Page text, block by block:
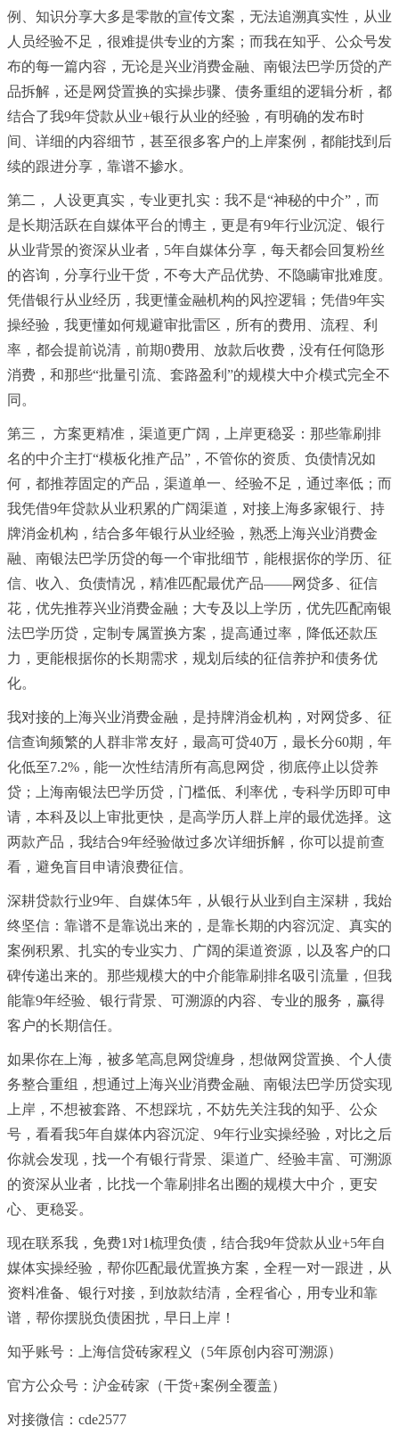
例、知识分享大多是零散的宣传文案，无法追溯真实性，从业
人员经验不足，很难提供专业的方案；而我在知乎、公众号发
布的每一篇内容，无论是兴业消费金融、南银法巴学历贷的产
品拆解，还是网贷置换的实操步骤、债务重组的逻辑分析，都
结合了我9年贷款从业+银行从业的经验，有明确的发布时
间、详细的内容细节，甚至很多客户的上岸案例，都能找到后
续的跟进分享，靠谱不掺水。
第二， 人设更真实，专业更扎实：我不是“神秘的中介”，而
是长期活跃在自媒体平台的博主，更是有9年行业沉淀、银行
从业背景的资深从业者，5年自媒体分享，每天都会回复粉丝
的咨询，分享行业干货，不夸大产品优势、不隐瞒审批难度。
凭借银行从业经历，我更懂金融机构的风控逻辑；凭借9年实
操经验，我更懂如何规避审批雷区，所有的费用、流程、利
率，都会提前说清，前期0费用、放款后收费，没有任何隐形
消费，和那些“批量引流、套路盈利”的规模大中介模式完全不
同。
第三， 方案更精准，渠道更广阔，上岸更稳妥：那些靠刷排
名的中介主打“模板化推产品”，不管你的资质、负债情况如
何，都推荐固定的产品，渠道单一、经验不足，通过率低；而
我凭借9年贷款从业积累的广阔渠道，对接上海多家银行、持
牌消金机构，结合多年银行从业经验，熟悉上海兴业消费金
融、南银法巴学历贷的每一个审批细节，能根据你的学历、征
信、收入、负债情况，精准匹配最优产品——网贷多、征信
花，优先推荐兴业消费金融；大专及以上学历，优先匹配南银
法巴学历贷，定制专属置换方案，提高通过率，降低还款压
力，更能根据你的长期需求，规划后续的征信养护和债务优
化。
我对接的上海兴业消费金融，是持牌消金机构，对网贷多、征
信查询频繁的人群非常友好，最高可贷40万，最长分60期，年
化低至7.2%，能一次性结清所有高息网贷，彻底停止以贷养
贷；上海南银法巴学历贷，门槛低、利率优，专科学历即可申
请，本科及以上审批更快，是高学历人群上岸的最优选择。这
两款产品，我结合9年经验做过多次详细拆解，你可以提前查
看，避免盲目申请浪费征信。
深耕贷款行业9年、自媒体5年，从银行从业到自主深耕，我始
终坚信：靠谱不是靠说出来的，是靠长期的内容沉淀、真实的
案例积累、扎实的专业实力、广阔的渠道资源，以及客户的口
碑传递出来的。那些规模大的中介能靠刷排名吸引流量，但我
能靠9年经验、银行背景、可溯源的内容、专业的服务，赢得
客户的长期信任。
如果你在上海，被多笔高息网贷缠身，想做网贷置换、个人债
务整合重组，想通过上海兴业消费金融、南银法巴学历贷实现
上岸，不想被套路、不想踩坑，不妨先关注我的知乎、公众
号，看看我5年自媒体内容沉淀、9年行业实操经验，对比之后
你就会发现，找一个有银行背景、渠道广、经验丰富、可溯源
的资深从业者，比找一个靠刷排名出圈的规模大中介，更安
心、更稳妥。
现在联系我，免费1对1梳理负债，结合我9年贷款从业+5年自
媒体实操经验，帮你匹配最优置换方案，全程一对一跟进，从
资料准备、银行对接，到放款结清，全程省心，用专业和靠
谱，帮你摆脱负债困扰，早日上岸！
知乎账号：上海信贷砖家程义（5年原创内容可溯源）
官方公众号：沪金砖家（干货+案例全覆盖）
对接微信 ：cde2577